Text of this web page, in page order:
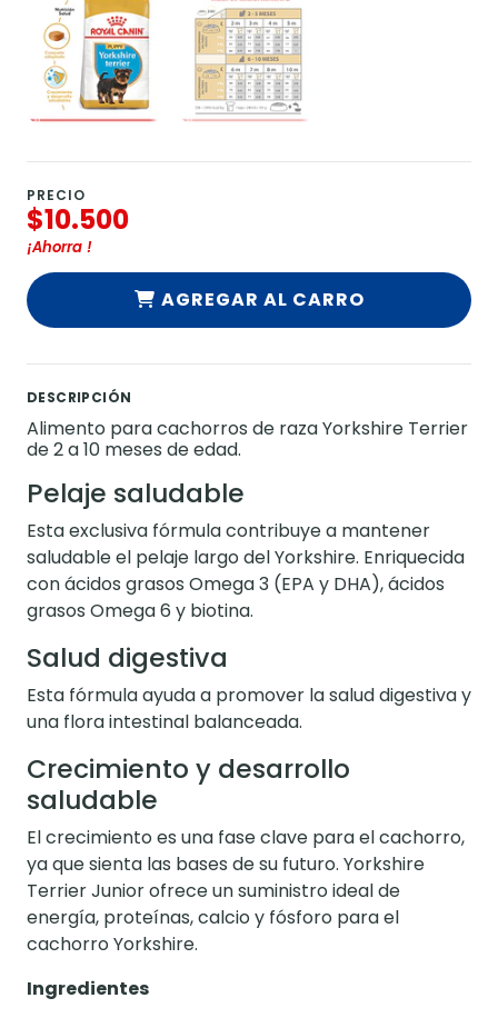
PRECIO
$10.500
¡Ahorra !
AGREGAR AL CARRO
DESCRIPCIÓN
Alimento para cachorros de raza Yorkshire Terrier
de 2 a 10 meses de edad.
Pelaje saludable
Esta exclusiva fórmula contribuye a mantener
saludable el pelaje largo del Yorkshire. Enriquecida
con ácidos grasos Omega 3 (EPA y DHA), ácidos
grasos Omega 6 y biotina.
Salud digestiva
Esta fórmula ayuda a promover la salud digestiva y
una flora intestinal balanceada.
Crecimiento y desarrollo
saludable
El crecimiento es una fase clave para el cachorro,
ya que sienta las bases de su futuro. Yorkshire
Terrier Junior ofrece un suministro ideal de
energía, proteínas, calcio y fósforo para el
cachorro Yorkshire.
Ingredientes